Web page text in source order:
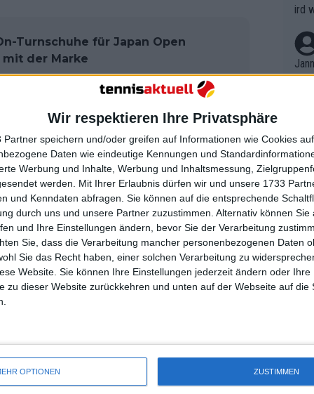
Wir respektieren Ihre Privatsphäre
Partner speichern und/oder greifen auf Informationen wie Cookies
Daten wie eindeutige Kennungen und
Werbung und Inhalte, Werbung und Inhaltsmessung,
werden. Mit Ihrer Erlaubnis dürfen wir und unsere 1733
und Kenndaten abfragen. Sie können auf die entsprechende
durch uns und unsere Partner zuzustimmen. Alternativ können Sie
und Ihre Einstellungen ändern, bevor Sie der Verarbeitung
Sie, dass die Verarbeitung mancher personenbezogenen Daten
Sie das Recht haben, einer solchen Verarbeitung zu
Website. Sie können Ihre Einstellungen jederzeit ändern oder Ihre
zu dieser Website zurückkehren und unten auf der Webseite auf die
OPTIONEN ZUSTIMMEN
Turnschuhe für Japan Open
mit der Marke
aber ihre Breakchancen nicht
Durchgangs acht der ersten neun
schaffte. Sie schaffte ein
Entscheidungssatz.
in einem langwierigen Spiel bei
Sie ging in den Schutzmodus
musste, um den Sieg von dort aus
die im Viertelfinale
ihr erstes Halbfinale seit ihrem Einzug
um die Teilnahme, während
Aufstellung verabschieden.
ird
r in
em
t,
B.
on
uss
mal
des
n
nt.
kel